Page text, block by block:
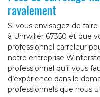
ravalement
Si vous envisagez de
à Uhrwiller 67350 et que
professionnel carreleur
notre entreprise
professionnel qu’il vous
d’expérience dans le
professionnels que nous